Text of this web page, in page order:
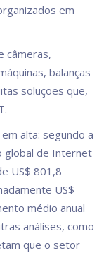
em
câmeras,
balanças
soluções que,
alta: segundo a
global de Internet
US$ 801,8
US$
médio anual
análises, como
que o setor